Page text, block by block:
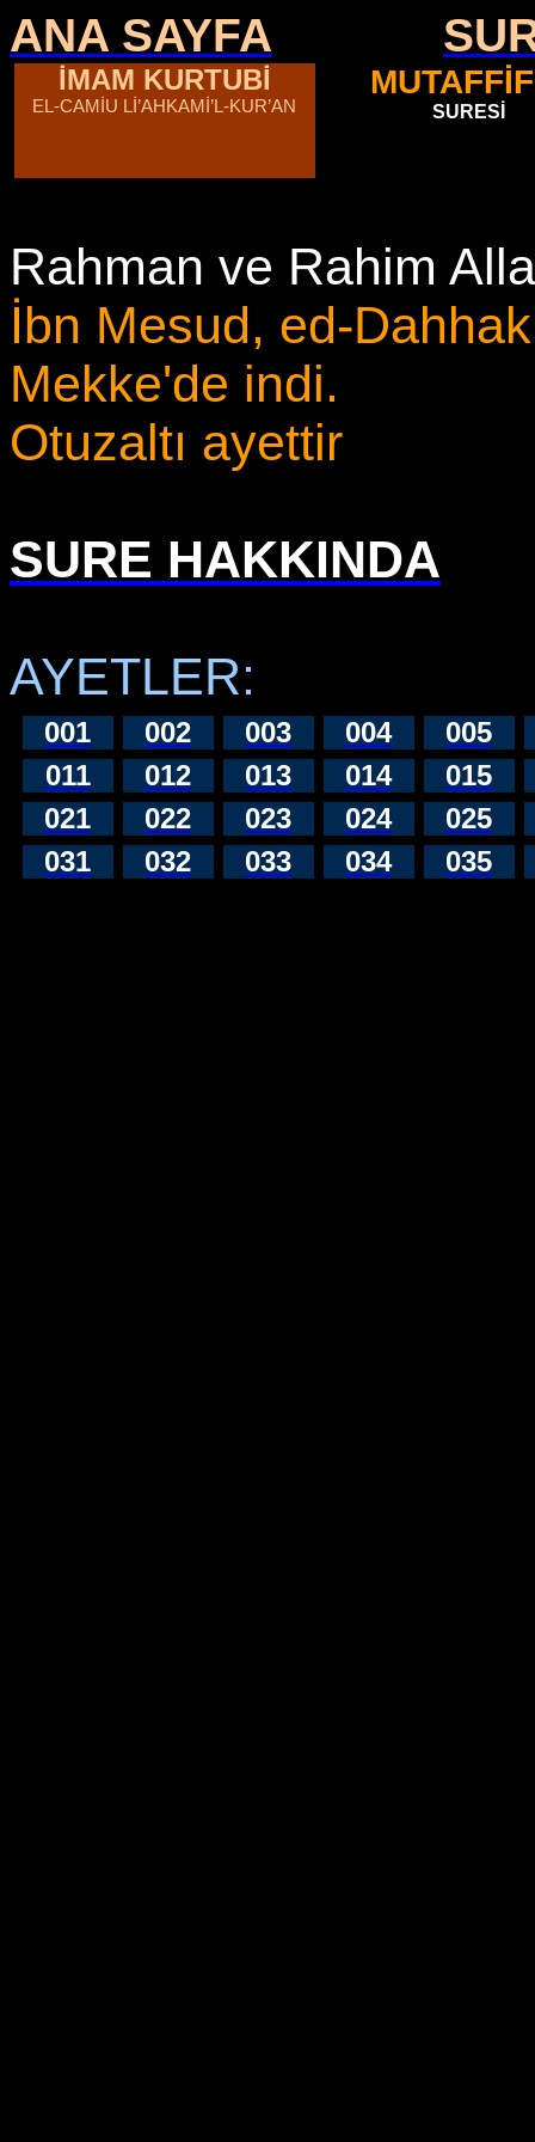
ANA SAYFA
İMAM KURTUBİ
EL-CAMİU Lİ’AHKAMİ’L-KUR’AN SURESİ
Rahman ve Rahim
İbn Mesud, ed-
Mekke'de indi.
Otuzaltı ayettir
SURE HAKKINDA
AYETLER:
001 002 003 004
005
011
012 013 014
015
021
022 023 024
025
031
032 033 034 035